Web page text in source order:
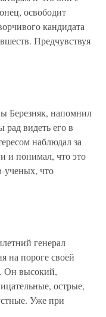
освободит
кандидата
Предчувствуя
Березняк, напомнил
видеть его в
наблюдал за
и понимал, что это
ученых, что
генерал
пороге своей
Он высокий,
острые,
Уже при